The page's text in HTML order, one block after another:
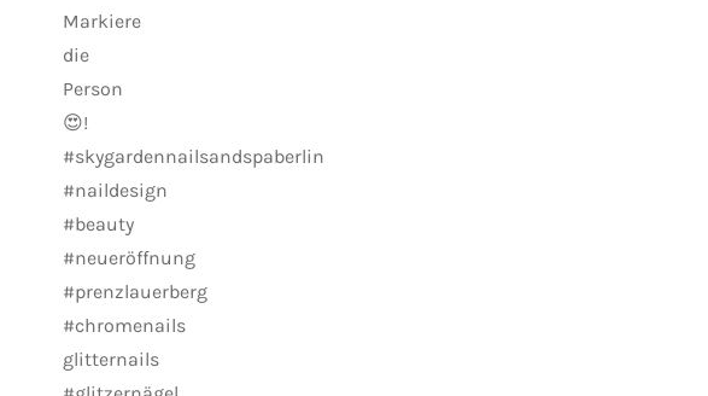
Markiere
die
Person
😍!
#skygardennailsandspaberlin
#naildesign
#beauty
#neueröffnung
#prenzlauerberg
#chromenails
glitternails